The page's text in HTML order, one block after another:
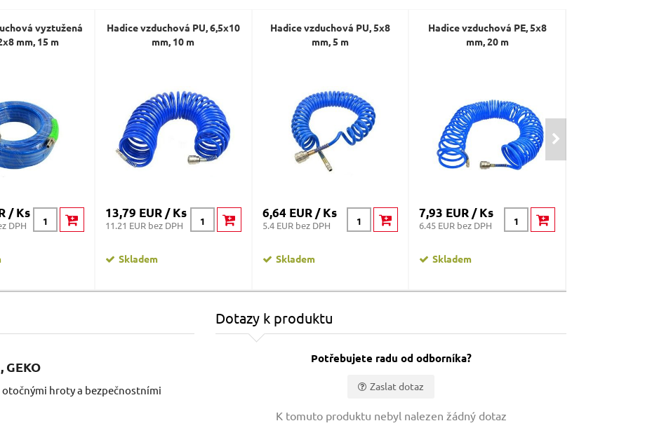
vyztužená
mm, 15 m
/ Ks
DPH
Hadice vzduchová PU, 6,5x10
mm, 10 m
13,79 EUR / Ks
11.21 EUR bez DPH
Skladem
Hadice vzduchová PU, 5x8
mm, 5 m
6,64 EUR / Ks
5.4 EUR bez DPH
Skladem
Hadice vzduchová PE, 5x8
mm, 20 m
7,93 EUR / Ks
6.45 EUR bez DPH
Skladem
GEKO
hroty a bezpečnostními
Dotazy k produktu
Potřebujete radu od odborníka?
Zaslat dotaz
K tomuto produktu nebyl nalezen žádný dotaz